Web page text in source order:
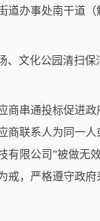
道办事处南干道
、文化公园清扫
商串通投标促进
商联系人为同一
有限公司”被做无
戒，严格遵守政